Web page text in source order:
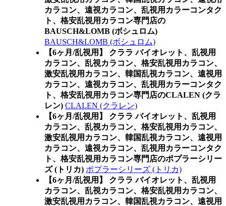
カラコン、遠視カラコン、乱視用カラーコンタク
ト、格安乱視用カラコン専門店の
BAUSCH&LOMB (ボシュロム)
BAUSCH&LOMB (ボシュロム)
【6ヶ月/乱視用】 クララ バイオレット、乱視用
カラコン、乱視カラコン、格安乱視用カラコン、
激安乱視用カラコン、韓国乱視カラコン、遠視用
カラコン、遠視カラコン、乱視用カラーコンタク
ト、格安乱視用カラコン専門店のCLALEN (クラ
レン) CLALEN (クラレン)
【6ヶ月/乱視用】 クララ バイオレット、乱視用
カラコン、乱視カラコン、格安乱視用カラコン、
激安乱視用カラコン、韓国乱視カラコン、遠視用
カラコン、遠視カラコン、乱視用カラーコンタク
ト、格安乱視用カラコン専門店のポプラーシリー
ズ (トリカ) ポプラーシリーズ (トリカ)
【6ヶ月/乱視用】 クララ バイオレット、乱視用
カラコン、乱視カラコン、格安乱視用カラコン、
激安乱視用カラコン、韓国乱視カラコン、遠視用